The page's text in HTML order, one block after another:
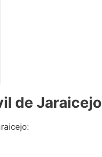
de Jaraicejo